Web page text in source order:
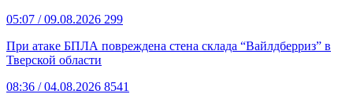
05:07 / 09.08.2026 299
При атаке БПЛА повреждена стена склада “Вайлдберриз” в
Тверской области
08:36 / 04.08.2026 8541